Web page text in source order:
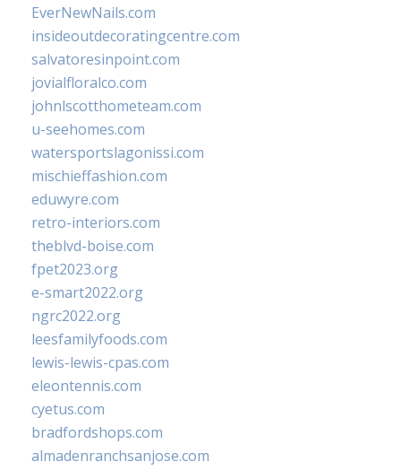
EverNewNails.com
insideoutdecoratingcentre.com
salvatoresinpoint.com
jovialfloralco.com
johnlscotthometeam.com
u-seehomes.com
watersportslagonissi.com
mischieffashion.com
eduwyre.com
retro-interiors.com
theblvd-boise.com
fpet2023.org
e-smart2022.org
ngrc2022.org
leesfamilyfoods.com
lewis-lewis-cpas.com
eleontennis.com
cyetus.com
bradfordshops.com
almadenranchsanjose.com